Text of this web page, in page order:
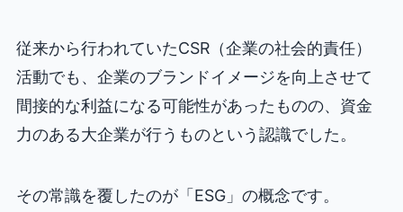
従来から行われていたCSR（企業の社会的責任）
活動でも、企業のブランドイメージを向上させて
間接的な利益になる可能性があったものの、資金
力のある大企業が行うものという認識でした。
その常識を覆したのが「ESG」の概念です。